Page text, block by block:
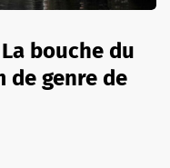
bouche du
de genre de